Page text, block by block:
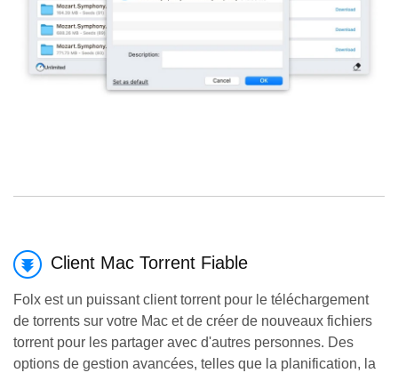
Client Mac Torrent Fiable
Folx est un puissant client torrent pour le téléchargement
de torrents sur votre Mac et de créer de nouveaux fichiers
torrent pour les partager avec d'autres personnes. Des
options de gestion avancées, telles que la planification, la